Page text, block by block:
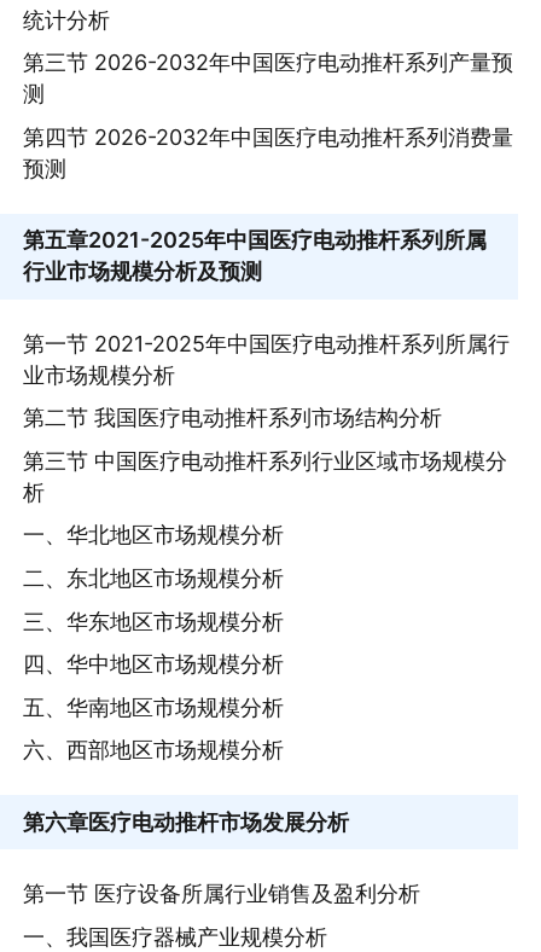
统计分析
第三节 2026-2032年中国医疗电动推杆系列产量预
测
第四节 2026-2032年中国医疗电动推杆系列消费量
预测
第五章2021-2025年中国医疗电动推杆系列所属
行业市场规模分析及预测
第一节 2021-2025年中国医疗电动推杆系列所属行
业市场规模分析
第二节 我国医疗电动推杆系列市场结构分析
第三节 中国医疗电动推杆系列行业区域市场规模分
析
一、华北地区市场规模分析
二、东北地区市场规模分析
三、华东地区市场规模分析
四、华中地区市场规模分析
五、华南地区市场规模分析
六、西部地区市场规模分析
第六章医疗电动推杆市场发展分析
第一节 医疗设备所属行业销售及盈利分析
一、我国医疗器械产业规模分析